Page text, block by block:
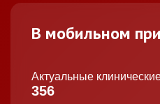
В мобильном
Актуальные
356